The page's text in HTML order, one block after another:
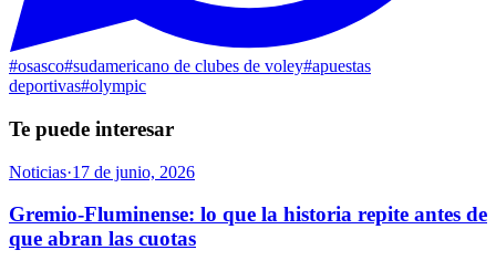
#osasco#sudamericano de clubes de voley#apuestas
deportivas#olympic
Te puede interesar
Noticias·17 de junio, 2026
Gremio-Fluminense: lo que la historia repite antes de
que abran las cuotas